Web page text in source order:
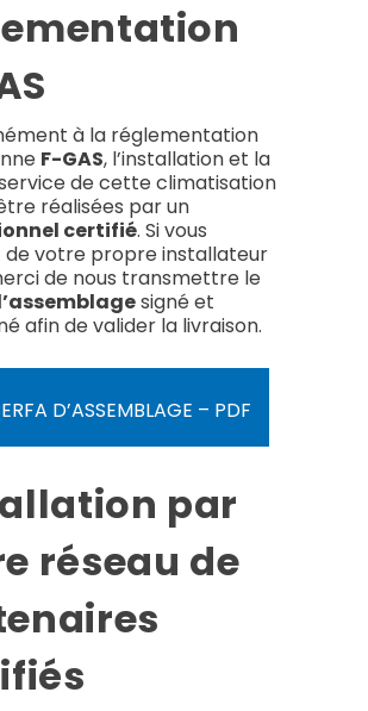
à la réglementation
F-GAS, l’installation et la
de cette climatisation
réalisées par un
certifié. Si vous
de votre propre installateur
de nous transmettre le
signé et
afin de valider la livraison.
D’ASSEMBLAGE – PDF
par
réseau de